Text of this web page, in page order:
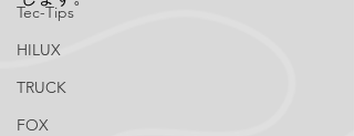
Tec-Tips
HILUX
TRUCK
FOX